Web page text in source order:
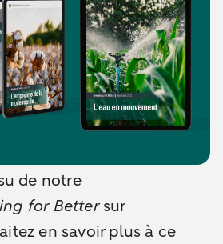
de notre
for Bettersur
en savoir plus à ce